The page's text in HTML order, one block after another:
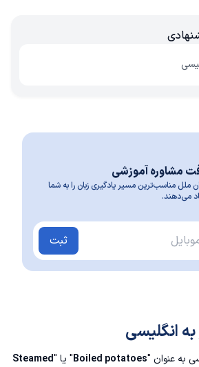
مشاوره آموزشی
ملل مناسب‌ترین مسیر یادگیری زبان را به شما
می‌دهند.
ثبت
انگلیسی
به عنوان "Boiled potatoes" یا "Steamed